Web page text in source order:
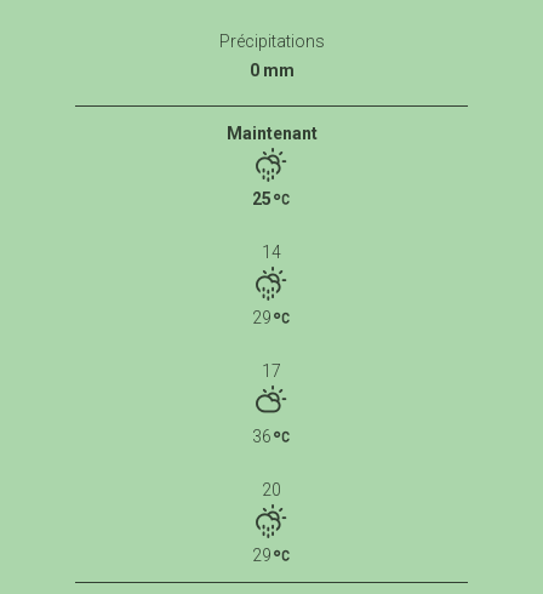
Précipitations
0 mm
Maintenant
25
14
29
17
36
20
29